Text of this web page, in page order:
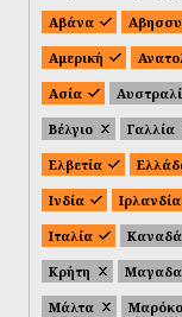
Αβάνα
Αμερική
Ασία
Βέλγιο
Γαλλία
Ελβετία
Ινδία
Ιρλανδία
Ιταλία
Κρήτη
Μάλτα
Μαρόκο